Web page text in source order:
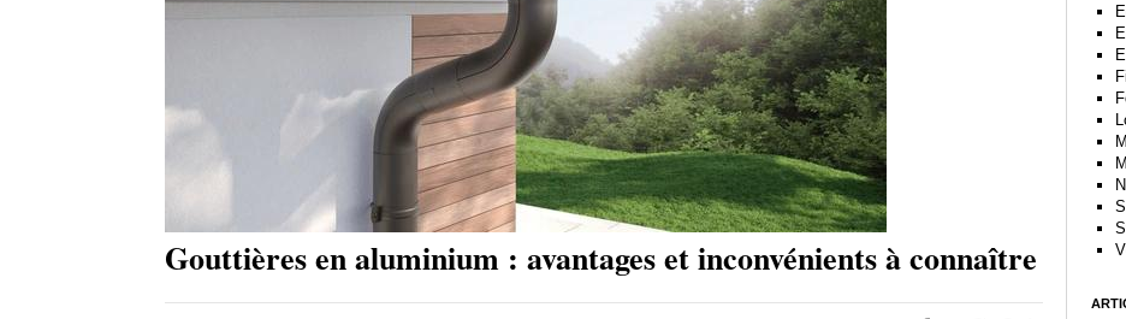
Gouttières en aluminium : avantages et inconvénients à connaître